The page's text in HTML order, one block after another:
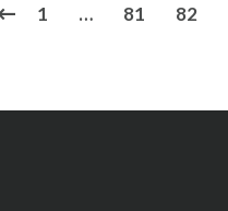
1 … 81 82